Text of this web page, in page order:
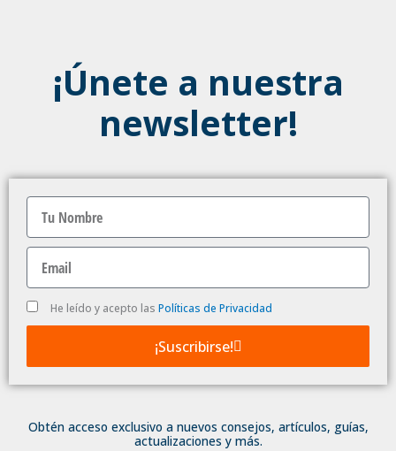
¡Únete a nuestra
newsletter!
Nombre
Email
Politica
de
He leído y acepto las Políticas de Privacidad
¡Suscribirse!
Obtén acceso exclusivo a nuevos consejos, artículos, guías,
actualizaciones y más.